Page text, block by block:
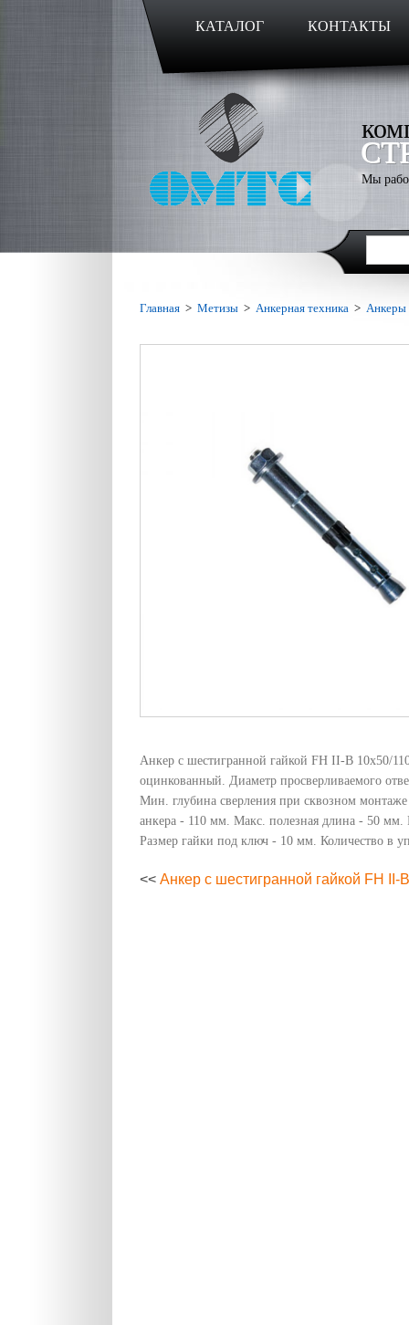
КАТАЛОГ КОНТАКТЫ
Мы
Главная > Метизы > Анкерная техника > Анкеры
Анкер с шестигранной гайкой FH II-B 10х50/
оцинкованный. Диаметр просверливаемого
Мин. глубина сверления при сквозном
анкера - 110 мм. Макс. полезная длина - 50 мм.
Размер гайки под ключ - 10 мм. Количество в
<< Анкер с шестигранной гайкой FH